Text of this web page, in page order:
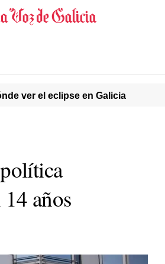
ver el eclipse en Galicia
años